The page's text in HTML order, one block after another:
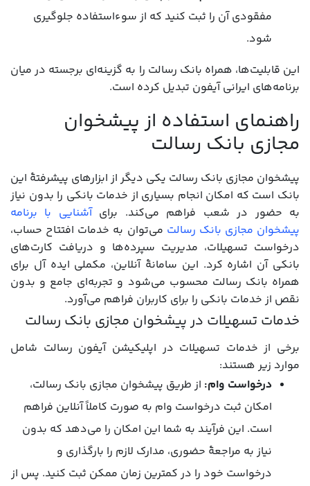
مفقودی آن را ثبت کنید که از سوءاستفاده جلوگیری
شود.
این قابلیت‌ها، همراه بانک رسالت را به گزینه‌ای برجسته در میان
برنامه‌های ایرانی آیفون تبدیل کرده است.
راهنمای استفاده از پیشخوان
مجازی بانک رسالت
پیشخوان مجازی بانک رسالت یکی دیگر از ابزارهای پیشرفتۀ این
بانک است که امکان انجام بسیاری از خدمات بانکی را بدون نیاز
به حضور در شعب فراهم می‌کند. برایآشنایی با برنامه
پیشخوان مجازی بانک رسالت می‌توان به خدمات افتتاح حساب،
درخواست تسهیلات، مدیریت سپرده‌ها و دریافت کارت‌های
بانکی آن اشاره کرد. این سامانۀ آنلاین، مکملی ایده آل برای
همراه بانک رسالت محسوب می‌شود و تجربه‌ای جامع و بدون
نقص از خدمات بانکی را برای کاربران فراهم می‌آورد.
خدمات تسهیلات در پیشخوان مجازی بانک رسالت
برخی از خدمات تسهیلات در اپلیکیشن آیفون رسالت شامل
موارد زیر هستند:
درخواست وام: از طریق پیشخوان مجازی بانک رسالت،
امکان ثبت درخواست وام به صورت کاملاً آنلاین فراهم
است. این فرآیند به شما این امکان را می‌دهد که بدون
نیاز به مراجعۀ حضوری، مدارک لازم را بارگذاری و
درخواست خود را در کمترین زمان ممکن ثبت کنید. پس از